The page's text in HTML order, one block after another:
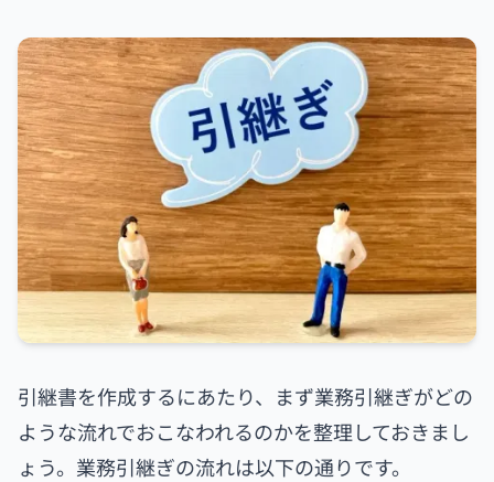
引継書を作成するにあたり、まず業務引継ぎがどの
ような流れでおこなわれるのかを整理しておきまし
ょう。業務引継ぎの流れは以下の通りです。